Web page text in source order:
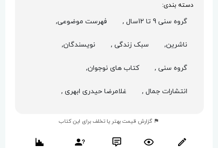
دسته بندی:
گروه سنی 9 تا 12سال , فهرست موضوعی,
ناشرین, سبک زندگی , نویسندگان,
گروه سنی , کتاب های نوجوان,
انتشارات جمال , غلامرضا حیدری ابهری ,
گزارش قیمت بهتر یا تخلف برای این کتاب